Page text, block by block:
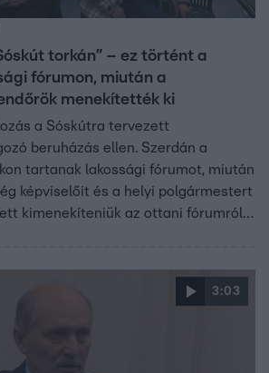
torkán” – ez történt a
fórumon, miután a
menekítették ki
a Sóskútra tervezett
beruházás ellen. Szerdán a
tartanak lakossági fórumot, miután
képviselőit és a helyi polgármestert
kimenekíteniük az ottani fórumról.
A környező települések
tudnak semmit a beruházásról, amit
3:03